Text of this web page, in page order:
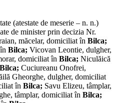
(atestate de meserie – n. n.)
de minister prin decizia Nr.
măcelar, domiciliat în Bilca;
Bilca; Vicovan Leontie, dulgher,
domiciliat în Bilca; Niculăică
Bilca; Cuciureanu Onofrei,
Gheorghe, dulgher, domiciliat
în Bilca; Savu Elizeu, tâmplar,
tâmplar, domiciliat în Bilca;